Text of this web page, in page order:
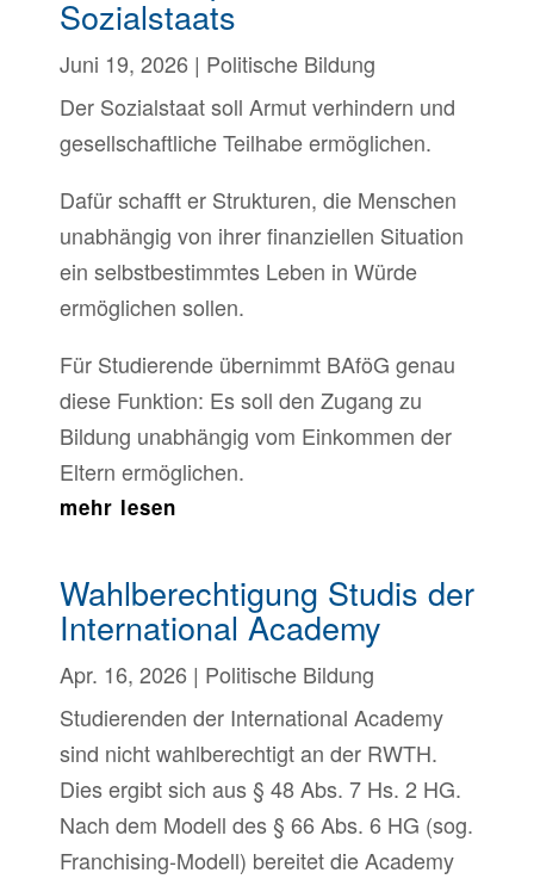
Sozialstaats
Juni 19, 2026| Politische Bildung
Der Sozialstaat soll Armut verhindern und
gesellschaftliche Teilhabe ermöglichen.
Dafür schafft er Strukturen, die Menschen
unabhängig von ihrer finanziellen Situation
ein selbstbestimmtes Leben in Würde
ermöglichen sollen.
Für Studierende übernimmt BAföG genau
diese Funktion: Es soll den Zugang zu
Bildung unabhängig vom Einkommen der
Eltern ermöglichen.
mehr lesen
Wahlberechtigung Studis der
International Academy
Apr. 16, 2026| Politische Bildung
Studierenden der International Academy
sind nicht wahlberechtigt an der RWTH.
Dies ergibt sich aus § 48 Abs. 7 Hs. 2 HG.
Nach dem Modell des § 66 Abs. 6 HG (sog.
Franchising-Modell) bereitet die Academy